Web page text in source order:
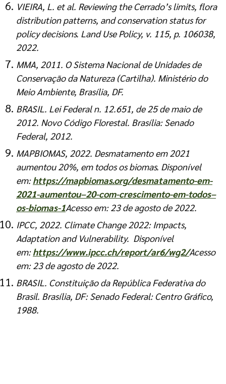
VIEIRA, L. et al. Reviewing the Cerrado’s limits, flora
distribution patterns, and conservation status for
policy decisions. Land Use Policy, v. 115, p. 106038,
2022.
MMA, 2011. O Sistema Nacional de Unidades de
Conservação da Natureza (Cartilha). Ministério do
Meio Ambiente, Brasília, DF.
BRASIL. Lei Federal n. 12.651, de 25 de maio de
2012. Novo Código Florestal. Brasília: Senado
Federal, 2012.
MAPBIOMAS, 2022. Desmatamento em 2021
aumentou 20%, em todos os biomas. Disponível
em:https://mapbiomas.org/desmatamento-em-
2021-aumentou–20-com-crescimento-em-todos–
os-biomas-1Acesso em: 23 de agosto de 2022.
IPCC, 2022. Climate Change 2022: Impacts,
Adaptation and Vulnerability. Disponível
em:https://www.ipcc.ch/report/ar6/wg2/Acesso
em: 23 de agosto de 2022.
BRASIL. Constituição da República Federativa do
Brasil. Brasília, DF: Senado Federal: Centro Gráfico,
1988.